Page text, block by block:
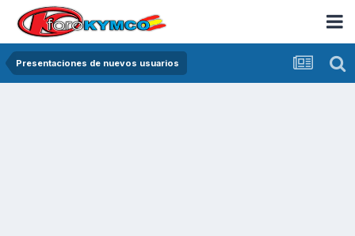
Presentaciones de nuevos usuarios